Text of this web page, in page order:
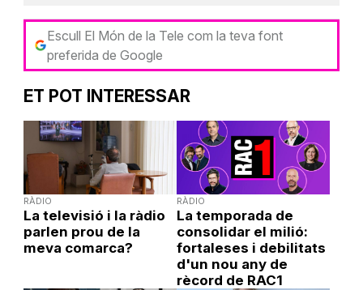
Escull El Món de la Tele com la teva font
preferida de Google
ET POT INTERESSAR
RÀDIO
La televisió i la ràdio
parlen prou de la
meva comarca?
RÀDIO
La temporada de
consolidar el milió:
fortaleses i debilitats
d'un nou any de
rècord de RAC1